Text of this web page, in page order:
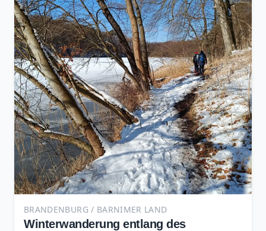
BRANDENBURG / BARNIMER LAND
Winterwanderung entlang des